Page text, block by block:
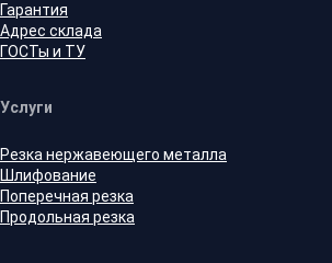
Гарантия
Адрес склада
ГОСТы и ТУ
Услуги
Резка нержавеющего металла
Шлифование
Поперечная резка
Продольная резка